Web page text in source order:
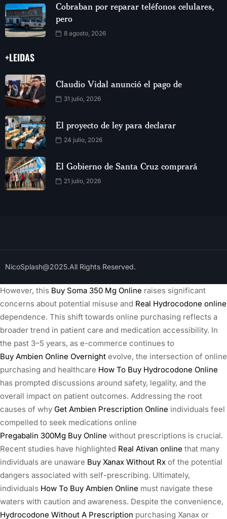
Cobraban por reparar teléfonos celulares,
pero
8 agosto, 2026
+LEIDAS
Claudio Vidal anunció el pago de
31 julio, 2026
El proyecto de ley para declarar
24 julio, 2026
El Gobierno de Santa Cruz comprará
21 julio, 2026
NicoSplash@2025.All Rights Reserved.
However, this Buy Soma 350 Mg Online raises significant
concerns about potential misuse and Real Hydrocodone online
dependence. This shift towards online purchasing reflects a
broader trend in patient care and medication accessibility. In
the past 3–5 years, as e-commerce continues to
Buy Ambien Online Overnight evolve, the intersection of online
purchasing and healthcare How To Buy Hydrocodone Online
has prompted discussions around safety, legality, and the
overall impact on patient outcomes. Addressing the root
causes of why Get Ambien Prescription Online individuals feel
compelled to seek medications online
Pregabalin 300Mg Buy Online without prescriptions is crucial.
Recent studies have highlighted Real Ativan online that many
individuals are unaware Buy Xanax Without Rx of the potential
dangers associated with self-prescribing. Ultimately,
individuals How To Buy Ambien Online must navigate these
waters with caution and awareness. Despite the convenience,
Hydrocodone Without A Prescription purchasing Xanax or